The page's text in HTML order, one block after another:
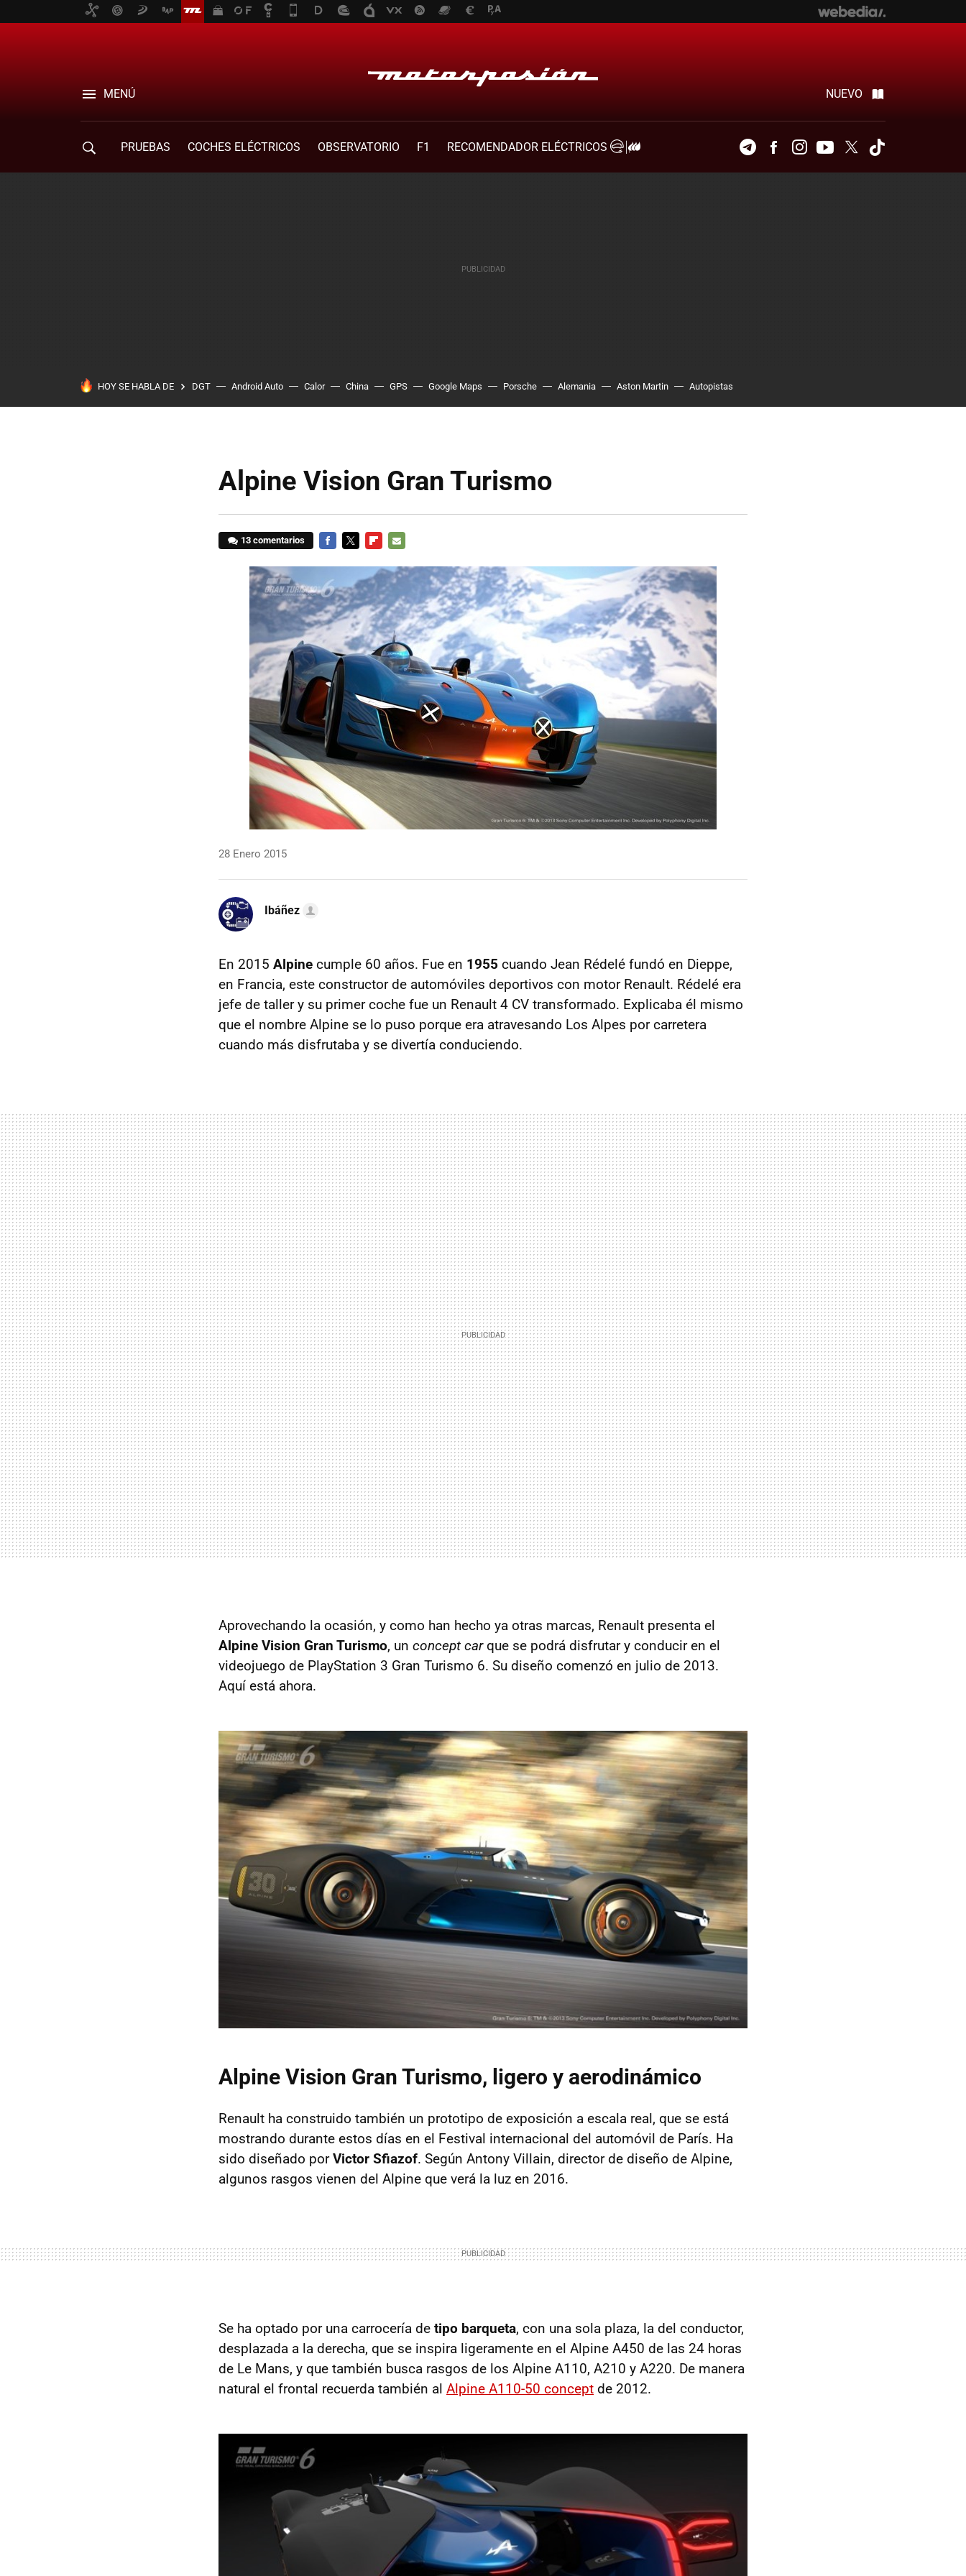
MENÚ NUEVO
PRUEBAS COCHES ELÉCTRICOS OBSERVATORIO F1
RECOMENDADOR ELÉCTRICOS
TelegramFacebookInstagramYoutubeTwitter
HOY SE HABLA DE DGT Android Auto Calor China GPS Google Maps Porsche Alemania Aston Martin Autopistas
Alpine Vision Gran Turismo
13 comentarios
MAIL
28 Enero 2015
Ibáñez
En 2015 Alpine cumple 60 años. Fue en 1955 cuando Jean Rédelé fundó en Dieppe,
en Francia, este constructor de automóviles deportivos con motor Renault. Rédelé era
jefe de taller y su primer coche fue un Renault 4 CV transformado. Explicaba él mismo
que el nombre Alpine se lo puso porque era atravesando Los Alpes por carretera
cuando más disfrutaba y se divertía conduciendo.
Aprovechando la ocasión, y como han hecho ya otras marcas, Renault presenta el
Alpine Vision Gran Turismo, un concept carque se podrá disfrutar y conducir en el
videojuego de PlayStation 3 Gran Turismo 6. Su diseño comenzó en julio de 2013.
Aquí está ahora.
Alpine Vision Gran Turismo, ligero y aerodinámico
Renault ha construido también un prototipo de exposición a escala real, que se está
mostrando durante estos días en el Festival internacional del automóvil de París. Ha
sido diseñado porVictor Sfiazof. Según Antony Villain, director de diseño de Alpine,
algunos rasgos vienen del Alpine que verá la luz en 2016.
Se ha optado por una carrocería de tipo barqueta, con una sola plaza, la del conductor,
desplazada a la derecha, que se inspira ligeramente en el Alpine A450 de las 24 horas
de Le Mans, y que también busca rasgos de los Alpine A110, A210 y A220. De manera
natural el frontal recuerda también al Alpine A110-50 concept de 2012.